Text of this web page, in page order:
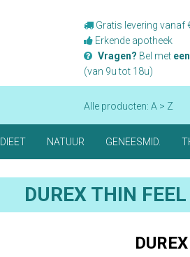
Gratis levering vanaf
Erkende apotheek
Vragen? Bel met
(van 9u tot 18u)
Alle producten: A > Z
DIEET NATUUR GENEESMID.
DUREX THIN